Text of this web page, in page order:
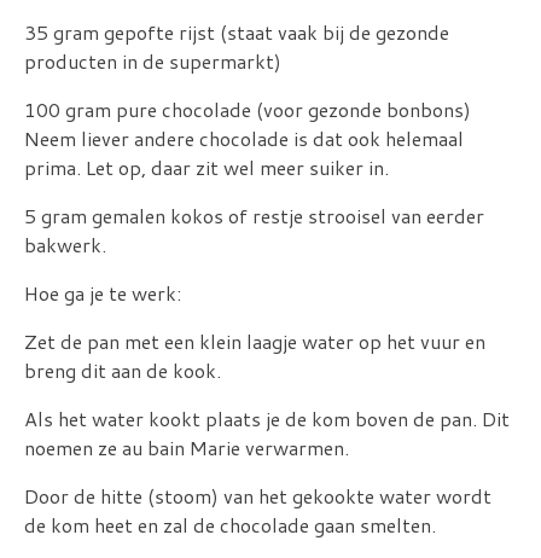
35 gram gepofte rijst (staat vaak bij de gezonde
producten in de supermarkt)
100 gram pure chocolade (voor gezonde bonbons)
Neem liever andere chocolade is dat ook helemaal
prima. Let op, daar zit wel meer suiker in.
5 gram gemalen kokos of restje strooisel van eerder
bakwerk.
Hoe ga je te werk:
Zet de pan met een klein laagje water op het vuur en
breng dit aan de kook.
Als het water kookt plaats je de kom boven de pan. Dit
noemen ze au bain Marie verwarmen.
Door de hitte (stoom) van het gekookte water wordt
de kom heet en zal de chocolade gaan smelten.